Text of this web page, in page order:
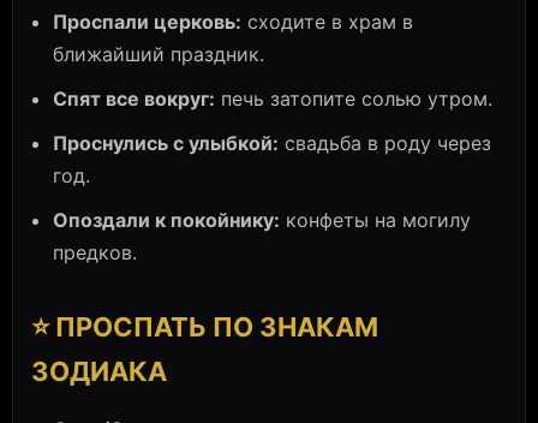
Проспали церковь: сходите в храм в
ближайший праздник.
Спят все вокруг: печь затопите солью утром.
Проснулись с улыбкой: свадьба в роду через
год.
Опоздали к покойнику: конфеты на могилу
предков.
⭐ ПРОСПАТЬ ПО ЗНАКАМ
ЗОДИАКА